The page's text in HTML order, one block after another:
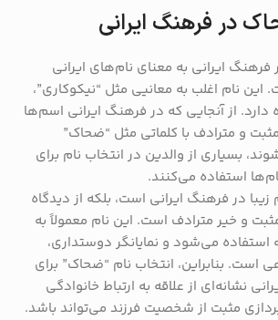
در فرهنگ ایرانی
ایرانی به معنای نام‌های ایرانی
نام اغلب به معانیی مثل “نیکوکاری”،
دارد. از آنجایی که در فرهنگ ایرانی اسم‌ها
و مترادف با کلماتی مثل “ضحاک”
بسیاری از والدین در انتخاب نام برای
استفاده می‌کنند.
در فرهنگ ایرانی است، بلکه از دیدگاه
و خیر مترادف است. این نام معمولاً به
استفاده می‌شود و نمایانگر دوستداری،
بنابراین، انتخاب نام “ضحاک” برای
نشانه‌ای از علاقه به ارتباط خانوادگی
مثبت از شخصیت فرزند می‌تواند باشد.